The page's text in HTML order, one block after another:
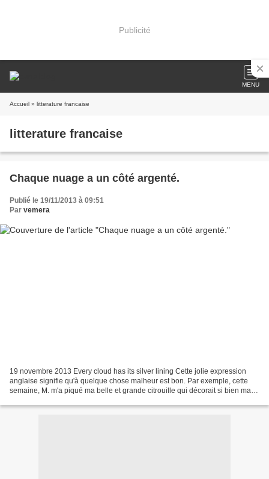
Publicité
MENU
Accueil » litterature francaise
litterature francaise
Chaque nuage a un côté argenté.
Publié le 19/11/2013 à 09:51
Par vemera
19 novembre 2013 Every cloud has its silver lining Cette jolie expression
anglaise signifie qu'à quelque chose malheur est bon. Par exemple, cette
semaine, M. m'a piqué ma belle et grande citrouille qui décorait si bien ma